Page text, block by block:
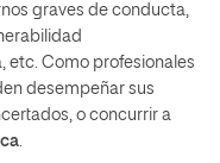
graves de conducta,
etc. Como profesionales
desempeñar sus
o concurrir a